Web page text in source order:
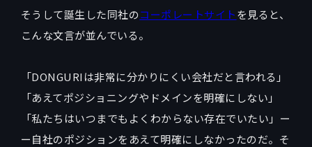
そうして誕生した同社のコーポレートサイトを見ると、
こんな文言が並んでいる。
「DONGURIは非常に分かりにくい会社だと言われる」
「あえてポジショニングやドメインを明確にしない」
「私たちはいつまでもよくわからない存在でいたい」ー
ー自社のポジションをあえて明確にしなかったのだ。そ